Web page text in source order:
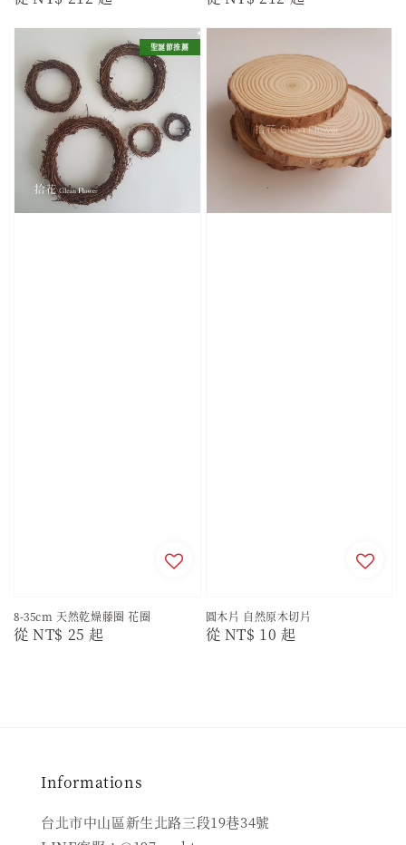
聖誕節推薦
8-35cm 天然乾燥藤圈 花圈
Regular
從NT$ 25 起
圓木片 自然原木切片
Regular
從 NT$ 10 起
Informations
台北市中山區新生北路三段19巷34號